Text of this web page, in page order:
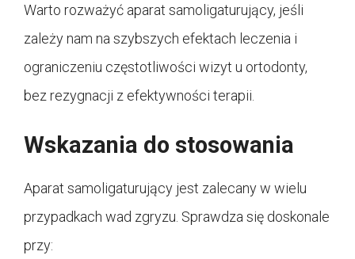
Warto rozważyć aparat samoligaturujący, jeśli
zależy nam na szybszych efektach leczenia i
ograniczeniu częstotliwości wizyt u ortodonty,
bez rezygnacji z efektywności terapii.
Wskazania do stosowania
Aparat samoligaturujący jest zalecany w wielu
przypadkach wad zgryzu. Sprawdza się doskonale
przy: